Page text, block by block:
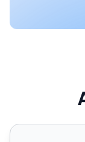
AI spune lucruri